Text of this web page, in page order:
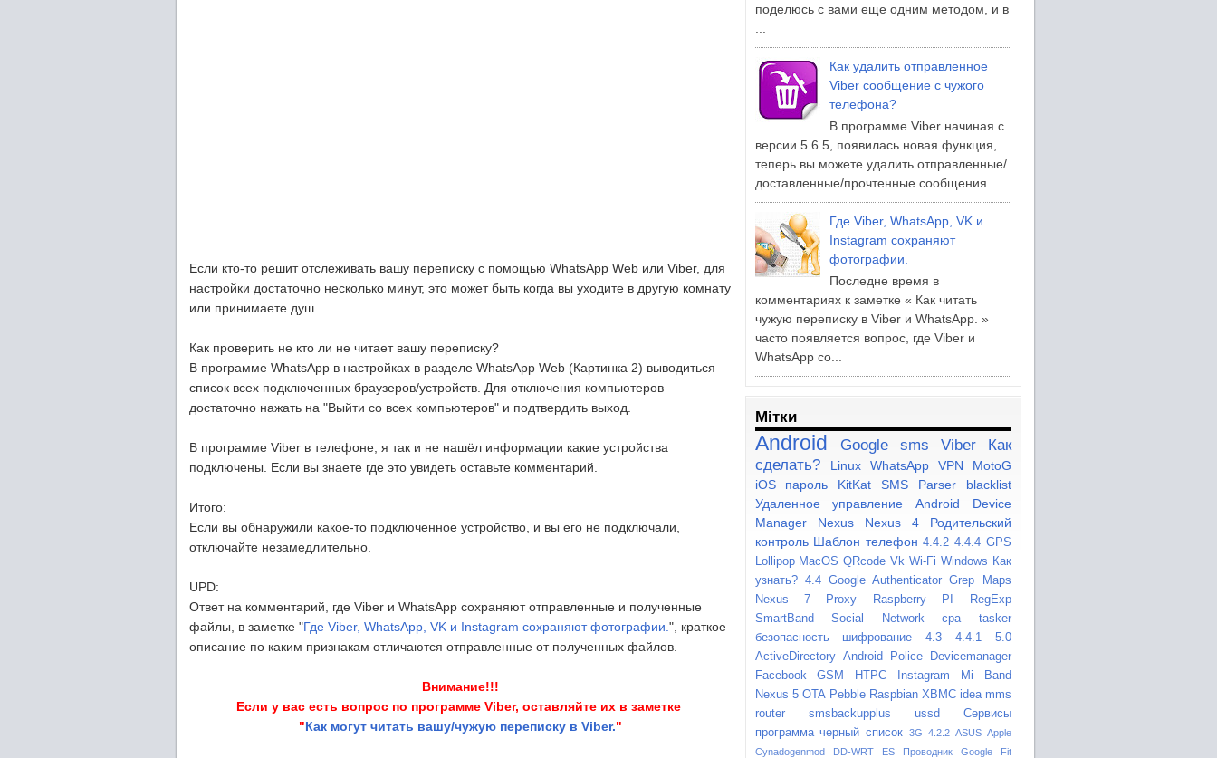
Если кто-то решит отслеживать вашу переписку с помощью WhatsApp Web или Viber, для
настройки достаточно несколько минут, это может быть когда вы уходите в другую комнату
или принимаете душ.
Как проверить не кто ли не читает вашу переписку?
В программе WhatsApp в настройках в разделе WhatsApp Web (Картинка 2) выводиться
список всех подключенных браузеров/устройств. Для отключения компьютеров
достаточно нажать на "Выйти со всех компьютеров" и подтвердить выход.
В программе Viber в телефоне, я так и не нашёл информации какие устройства
подключены. Если вы знаете где это увидеть оставьте комментарий.
Итого:
Если вы обнаружили какое-то подключенное устройство, и вы его не подключали,
отключайте незамедлительно.
UPD:
Ответ на комментарий, где Viber и WhatsApp сохраняют отправленные и полученные
файлы, в заметке "Где Viber, WhatsApp, VK и Instagram сохраняют фотографии.", краткое
описание по каким признакам отличаются отправленные от полученных файлов.
Внимание!!!
Если у вас есть вопрос по программе Viber, оставляйте их в заметке
"Как могут читать вашу/чужую переписку в Viber."
поделюсь с вами еще одним методом, и в
Как удалить отправленное
Viber сообщение с чужого
телефона?
В программе Viber начиная с
версии 5.6.5, появилась новая функция,
теперь вы можете удалить отправленные/
доставленные/прочтенные сообщения...
Где Viber, WhatsApp, VK и
Instagram сохраняют
фотографии.
Последне время в
комментариях к заметке « Как читать
чужую переписку в Viber и WhatsApp. »
часто появляется вопрос, где Viber и
WhatsApp со...
Мітки
Android Google sms Viber
Как
сделать?
Linux WhatsApp VPN
MotoG
iOS
пароль KitKat SMS Parser
blacklist
Удаленное управление
Android Device
Manager
Nexus Nexus 4
Родительский
контроль Шаблон телефон 4.4.2 4.4.4 GPS
Lollipop MacOS QRcode Vk Wi-Fi Windows Как
узнать? 4.4 Google Authenticator Grep
Maps
Nexus 7
Proxy Raspberry PI
RegExp
SmartBand
Social Network cpa
tasker
безопасность
шифрование 4.3 4.4.1
5.0
ActiveDirectory Android Police
Devicemanager
Facebook
GSM HTPC Instagram
Mi Band
Nexus 5 OTA Pebble Raspbian XBMC idea mms
router
smsbackupplus ussd
Сервисы
программа черный список 3G 4.2.2 ASUS Apple
Cynadogenmod
DD-WRT ES Проводник
Google Fit